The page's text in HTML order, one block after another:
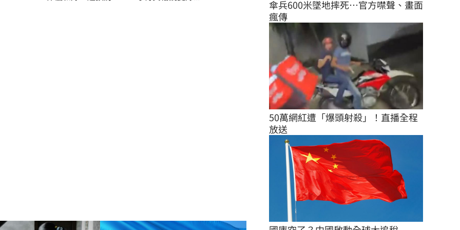
傘兵600米墜地摔死…官方噤聲、畫面
瘋傳
50萬網紅遭「爆頭射殺」！直播全程
放送